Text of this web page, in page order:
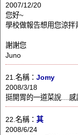
2007/12/20
您好~
學校做報告想用您涼拌
謝謝您
Juno
21.名稱： Jomy
2008/3/18
挺開胃的一道菜說....感
22.名稱： 其
2008/6/24